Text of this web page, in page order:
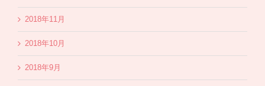
2018年11月
2018年10月
2018年9月